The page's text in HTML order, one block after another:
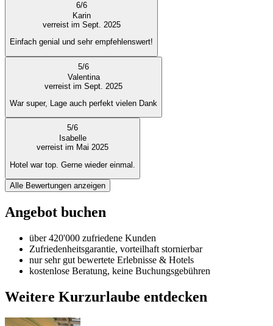
6/6
Karin
verreist im Sept. 2025
Einfach genial und sehr empfehlenswert!
5/6
Valentina
verreist im Sept. 2025
War super, Lage auch perfekt vielen Dank
5/6
Isabelle
verreist im Mai 2025
Hotel war top. Gerne wieder einmal.
Alle Bewertungen anzeigen
Angebot buchen
über 420'000 zufriedene Kunden
Zufriedenheitsgarantie, vorteilhaft stornierbar
nur sehr gut bewertete Erlebnisse & Hotels
kostenlose Beratung, keine Buchungsgebühren
Weitere Kurzurlaube entdecken